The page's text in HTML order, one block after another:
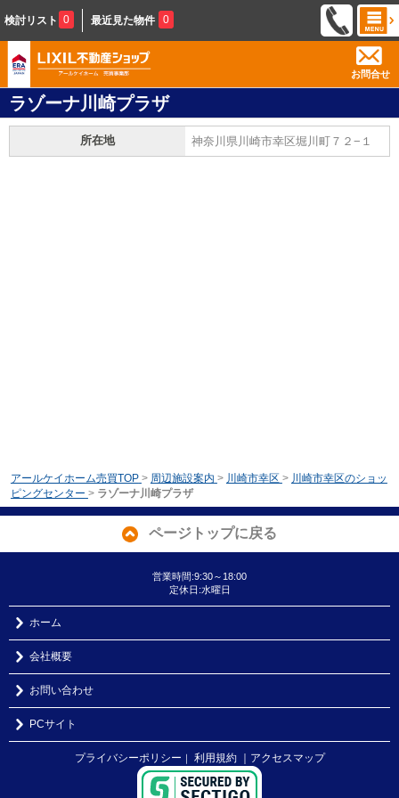
検討リスト 0 最近見た物件 0
お問合せ
ラゾーナ川崎プラザ
所在地 神奈川県川崎市幸区堀川町７２−１
アールケイホーム売買TOP > 周辺施設案内 > 川崎市幸区 > 川崎市幸区のショッ
ピングセンター > ラゾーナ川崎プラザ
ページトップに戻る
営業時間:9:30～18:00
定休日:水曜日
ホーム
会社概要
お問い合わせ
PCサイト
プライバシーポリシー ｜ 利用規約 ｜アクセスマップ